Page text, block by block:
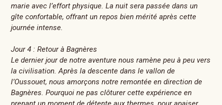
marie avec l’effort physique. La nuit sera passée dans un
gîte confortable, offrant un repos bien mérité après cette
journée intense.
Jour 4 : Retour à Bagnères
Le dernier jour de notre aventure nous ramène peu à peu vers
la civilisation. Après la descente dans le vallon de
l’Oussouet, nous amorçons notre remontée en direction de
Bagnères. Pourquoi ne pas clôturer cette expérience en